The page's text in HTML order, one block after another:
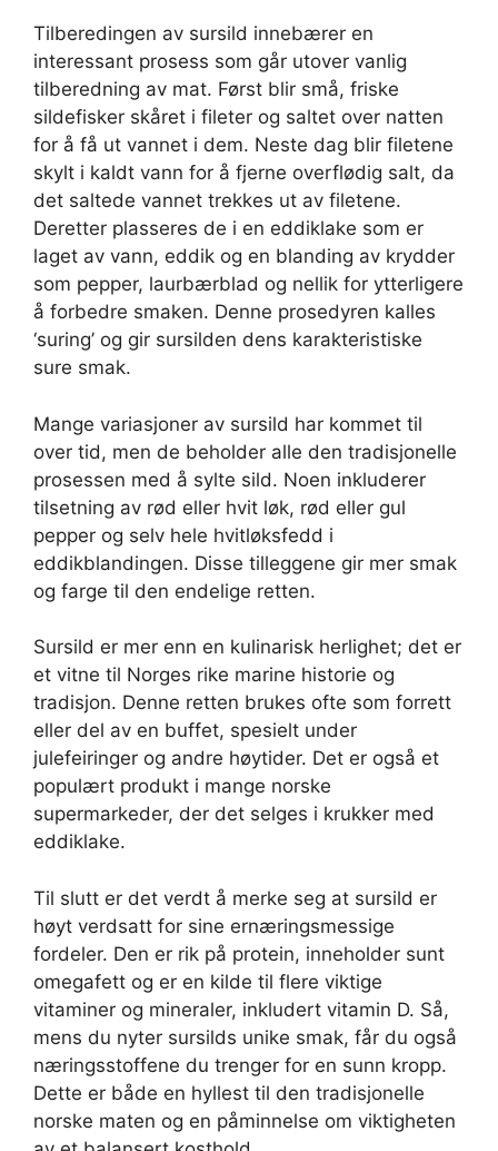
Tilberedingen av sursild innebærer en
interessant prosess som går utover vanlig
tilberedning av mat. Først blir små, friske
sildefisker skåret i fileter og saltet over natten
for å få ut vannet i dem. Neste dag blir filetene
skylt i kaldt vann for å fjerne overflødig salt, da
det saltede vannet trekkes ut av filetene.
Deretter plasseres de i en eddiklake som er
laget av vann, eddik og en blanding av krydder
som pepper, laurbærblad og nellik for ytterligere
å forbedre smaken. Denne prosedyren kalles
‘suring’ og gir sursilden dens karakteristiske
sure smak.
Mange variasjoner av sursild har kommet til
over tid, men de beholder alle den tradisjonelle
prosessen med å sylte sild. Noen inkluderer
tilsetning av rød eller hvit løk, rød eller gul
pepper og selv hele hvitløksfedd i
eddikblandingen. Disse tilleggene gir mer smak
og farge til den endelige retten.
Sursild er mer enn en kulinarisk herlighet; det er
et vitne til Norges rike marine historie og
tradisjon. Denne retten brukes ofte som forrett
eller del av en buffet, spesielt under
julefeiringer og andre høytider. Det er også et
populært produkt i mange norske
supermarkeder, der det selges i krukker med
eddiklake.
Til slutt er det verdt å merke seg at sursild er
høyt verdsatt for sine ernæringsmessige
fordeler. Den er rik på protein, inneholder sunt
omegafett og er en kilde til flere viktige
vitaminer og mineraler, inkludert vitamin D. Så,
mens du nyter sursilds unike smak, får du også
næringsstoffene du trenger for en sunn kropp.
Dette er både en hyllest til den tradisjonelle
norske maten og en påminnelse om viktigheten